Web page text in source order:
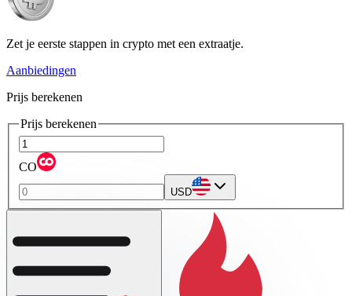
Zet je eerste stappen in crypto met een extraatje.
Aanbiedingen
Prijs berekenen
Prijs berekenen
CO
USD